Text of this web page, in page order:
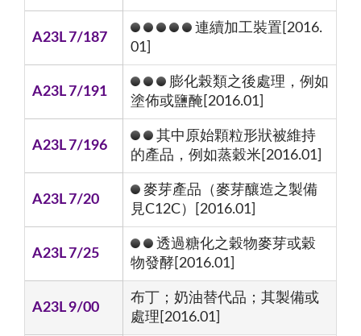
A23L 7/187
連續加工裝置[2016.
01]
A23L 7/191
膨化榖類之後處理，例如
塗佈或鹽醃[2016.01]
A23L 7/196
其中原始顆粒形狀被維持
的產品，例如蒸穀米[2016.01]
A23L 7/20
麥芽產品（麥芽釀造之製備
見C12C）[2016.01]
A23L 7/25
透過糖化之穀物麥芽或穀
物發酵[2016.01]
A23L 9/00
布丁；奶油替代品；其製備或
處理[2016.01]